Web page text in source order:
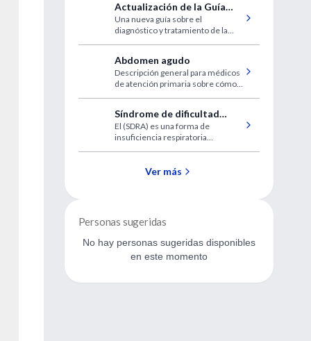
Actualización de la Guía
sobre Reflujo
Gastroesofágico
Una nueva guía sobre el
diagnóstico y tratamiento de la
Abdomen agudo
Descripción general para médicos
de atención primaria sobre cómo
Síndrome de dificultad
respiratoria aguda (SDRA)
El (SDRA) es una forma de
insuficiencia respiratoria
pulmonar inflamatoria aguda
Ver más
Personas sugeridas
No hay personas sugeridas disponibles
en este momento